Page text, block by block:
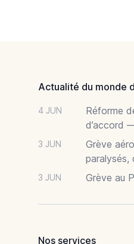
Actualité du monde
4 JUN
Réforme
d’accord
3 JUN
Grève
paralysés,
3 JUN Grève au
Nos services